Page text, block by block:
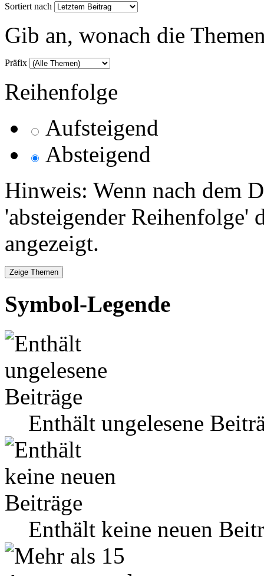
Sortiert nach
Gib an, wonach die
Präfix
Reihenfolge
Aufsteigend
Absteigend
Hinweis: Wenn nach dem
'absteigender Reihenfolge'
angezeigt.
Symbol-Legende
Enthält ungelesene
Enthält keine neuen